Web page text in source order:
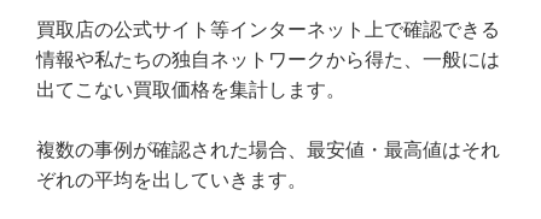
買取店の公式サイト等インターネット上で確認できる
情報や私たちの独自ネットワークから得た、一般には
出てこない買取価格を集計します。
複数の事例が確認された場合、最安値・最高値はそれ
ぞれの平均を出していきます。